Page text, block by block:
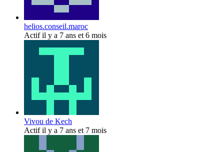
helios.conseil.maroc
Actif il y a 7 ans et 6 mois
Vivou de Kech
Actif il y a 7 ans et 7 mois